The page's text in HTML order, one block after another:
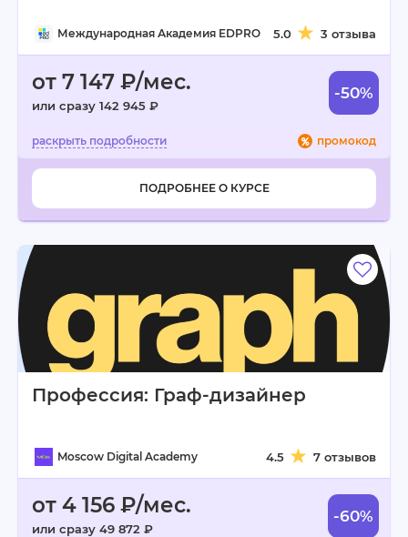
Международная Академия EDPRO 5.0 3 отзыва
от 7 147 ₽/мес.
или сразу 142 945 ₽
-50%
промокод
ПОДРОБНЕЕ О КУРСЕ
Профессия: Граф-дизайнер
Moscow Digital Academy 4.5 7 отзывов
от 4 156 ₽/мес.
или сразу 49 872 ₽
-60%